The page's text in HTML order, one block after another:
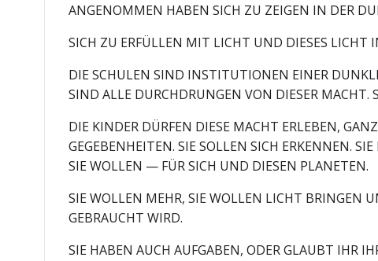
ANGENOMMEN HABEN SICH ZU ZEIGEN IN DER
SICH ZU ERFÜLLEN MIT LICHT UND DIESES LICHT
DIE SCHULEN SIND INSTITUTIONEN EINER
SIND ALLE DURCHDRUNGEN VON DIESER MACHT.
DIE KINDER DÜRFEN DIESE MACHT ERLEBEN,
GEGEBENHEITEN. SIE SOLLEN SICH ERKENNEN.
SIE WOLLEN — FÜR SICH UND DIESEN PLANETEN.
SIE WOLLEN MEHR, SIE WOLLEN LICHT BRINGEN
GEBRAUCHT WIRD.
SIE HABEN AUCH AUFGABEN, ODER GLAUBT IHR